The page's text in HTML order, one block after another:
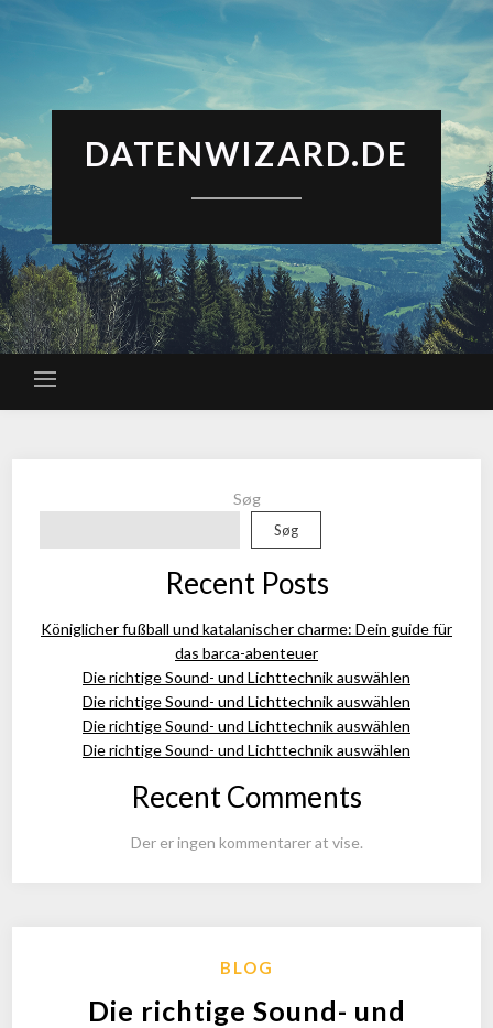
DATENWIZARD.DE
Søg
Søg
Recent Posts
Königlicher fußball und katalanischer charme: Dein guide für
das barca-abenteuer
Die richtige Sound- und Lichttechnik auswählen
Die richtige Sound- und Lichttechnik auswählen
Die richtige Sound- und Lichttechnik auswählen
Die richtige Sound- und Lichttechnik auswählen
Recent Comments
Der er ingen kommentarer at vise.
BLOG
Die richtige Sound- und